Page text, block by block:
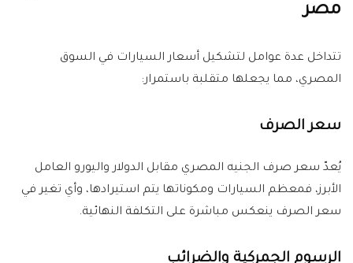
مصر
تتداخل عدة عوامل لتشكيل أسعار السيارات في السوق
المصري، مما يجعلها متقلبة باستمرار:
سعر الصرف
يُعدّ سعر صرف الجنيه المصري مقابل الدولار واليورو العامل
الأبرز، فمعظم السيارات ومكوناتها يتم استيرادها، وأي تغير في
سعر الصرف ينعكس مباشرة على التكلفة النهائية.
الرسوم الجمركية والضرائب